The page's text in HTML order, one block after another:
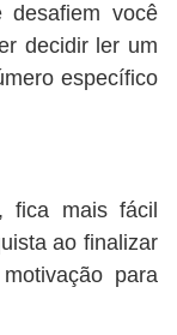
desafiem você
decidir ler um
específico
fica mais fácil
ao finalizar
para